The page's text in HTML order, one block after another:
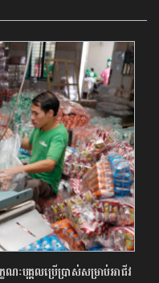
បុគ្គលប្រើប្រាស់សម្រាប់អាជីវ